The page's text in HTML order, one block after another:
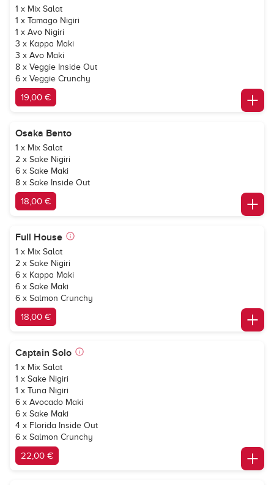
1 x Mix Salat
1 x Tamago Nigiri
1 x Avo Nigiri
3 x Kappa Maki
3 x Avo Maki
8 x Veggie Inside Out
6 x Veggie Crunchy
19,00 €
Osaka Bento
1 x Mix Salat
2 x Sake Nigiri
6 x Sake Maki
8 x Sake Inside Out
18,00 €
Full House
1 x Mix Salat
2 x Sake Nigiri
6 x Kappa Maki
6 x Sake Maki
6 x Salmon Crunchy
18,00 €
Captain Solo
1 x Mix Salat
1 x Sake Nigiri
1 x Tuna Nigiri
6 x Avocado Maki
6 x Sake Maki
4 x Florida Inside Out
6 x Salmon Crunchy
22,00 €